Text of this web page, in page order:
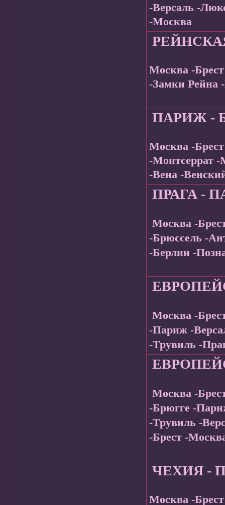
-Версаль -
-Москва
Москва -
-Замки Рейна
ПАРИЖ -
Москва -
-Монтсеррат
-Вена -
ПРАГА -
Москва -
-Брюссель -
-Берлин -
Москва -
-Париж -
-Трувиль -
Москва -
-Брюгге -
-Трувиль -
-Брест -
ЧЕХИЯ -
Москва -